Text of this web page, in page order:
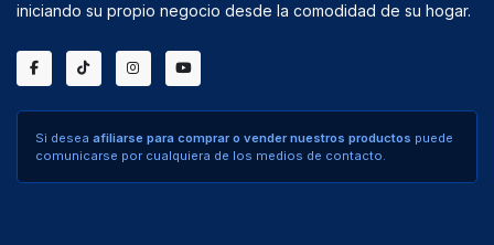
iniciando su propio negocio desde la comodidad de su hogar.
Si desea afiliarse para comprar o vender nuestros productos puede
comunicarse por cualquiera de los medios de contacto.